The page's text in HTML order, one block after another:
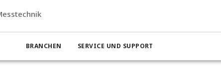
BRANCHEN SERVICE UND SUPPORT